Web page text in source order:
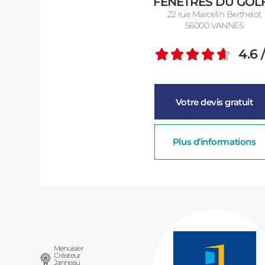
22 rue Marcelin Berthelot
56000 VANNES
Note
4.6
Votre devis gratuit
Plus d'informations
Menuisier
Créateur
Janneau